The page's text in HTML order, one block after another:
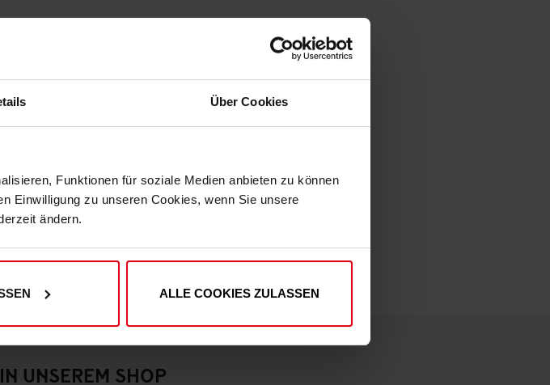
Über Cookies
Funktionen für soziale Medien anbieten zu können
Einwilligung zu unseren Cookies, wenn Sie unsere
ändern.
ALLE COOKIES ZULASSEN
UNSEREM SHOP